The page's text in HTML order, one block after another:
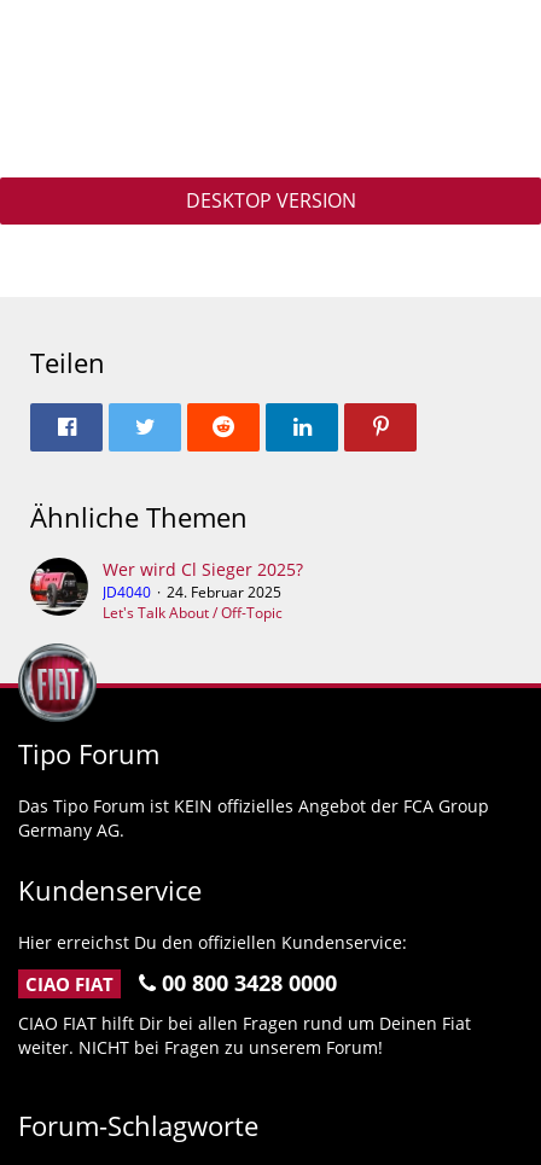
DESKTOP VERSION
Teilen
Ähnliche Themen
Wer wird Cl Sieger 2025?
JD4040
24. Februar 2025
Let's Talk About / Off-Topic
Tipo Forum
Das Tipo Forum ist KEIN offizielles Angebot der FCA Group
Germany AG.
Kundenservice
Hier erreichst Du den offiziellen Kundenservice:
CIAO FIAT 00 800 3428 0000
CIAO FIAT hilft Dir bei allen Fragen rund um Deinen Fiat
weiter. NICHT bei Fragen zu unserem Forum!
Forum-Schlagworte